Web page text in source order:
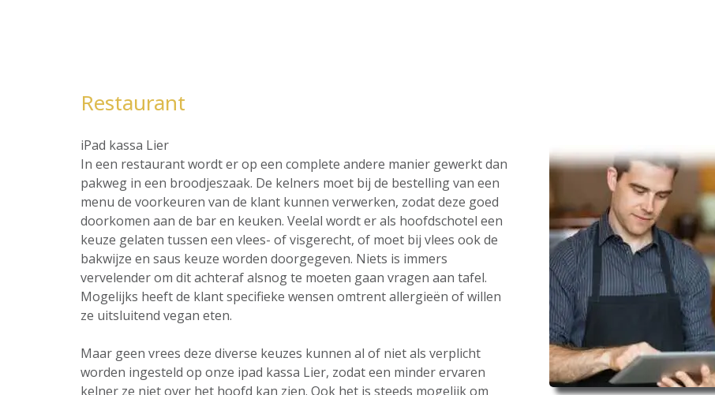
Restaurant
iPad kassa Lier
In een restaurant wordt er op een complete andere manier gewerkt dan
pakweg in een broodjeszaak. De kelners moet bij de bestelling van een
menu de voorkeuren van de klant kunnen verwerken, zodat deze goed
doorkomen aan de bar en keuken. Veelal wordt er als hoofdschotel een
keuze gelaten tussen een vlees- of visgerecht, of moet bij vlees ook de
bakwijze en saus keuze worden doorgegeven. Niets is immers
vervelender om dit achteraf alsnog te moeten gaan vragen aan tafel.
Mogelijks heeft de klant specifieke wensen omtrent allergieën of willen
ze uitsluitend vegan eten.
Maar geen vrees deze diverse keuzes kunnen al of niet als verplicht
worden ingesteld op onze ipad kassa Lier, zodat een minder ervaren
kelner ze niet over het hoofd kan zien. Ook het is steeds mogelijk om